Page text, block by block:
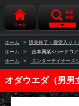
ホーム > 販売終了・殿堂入り
ホーム
>
吉本興業×ハードコ
ホーム
> エンターテイナーズ
オダウエダ（男男